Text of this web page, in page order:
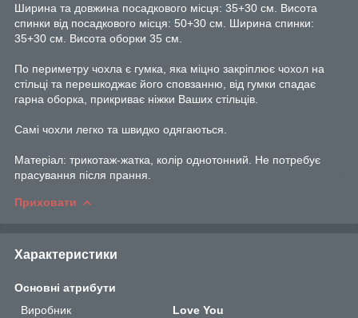
Ширина та довжина посадкового місця: 35+30 см. Висота
спинки від посадкового місця: 50+30 см. Ширина спинки:
35+30 см. Висота оборки 35 см.
По периметру чохла є гумка, яка міцно закріплює чохол на
стільці та перешкоджає його сповзанню, від гумки спадає
гарна оборка, прикриває ніжки Ваших стільців.
Самі чохли легко та швидко одягаються.
Матеріал: трикотаж-жатка, колір однотонний. Не потребує
прасування після прання.
Приховати
Характеристики
Основні атрибути
Виробник
Love You